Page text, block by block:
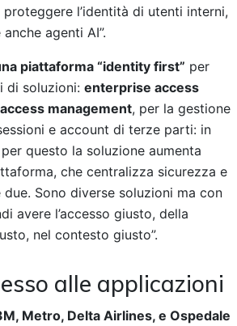
l’identità di utenti interni,
agenti AI”.
piattaforma “identity first” per
di soluzioni: enterprise access
management, per la gestione
e account di terze parti: in
questo la soluzione aumenta
che centralizza sicurezza e
Sono diverse soluzioni ma con
avere l’accesso giusto, della
nel contesto giusto”.
alle applicazioni
Metro, Delta Airlines, e Ospedale